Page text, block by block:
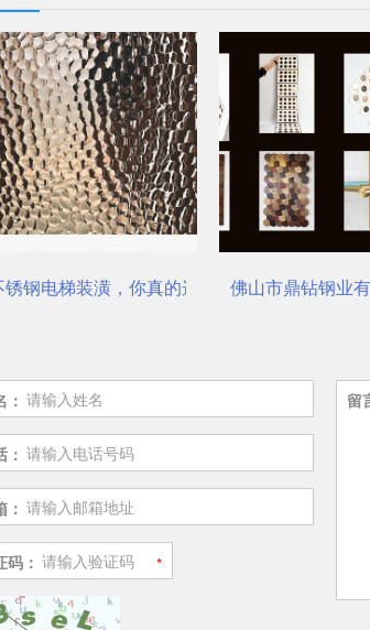
？
山市鼎钻钢业有限公司，一站式选材中心 | 电
电梯装修必备：
：
：
：
码：
留